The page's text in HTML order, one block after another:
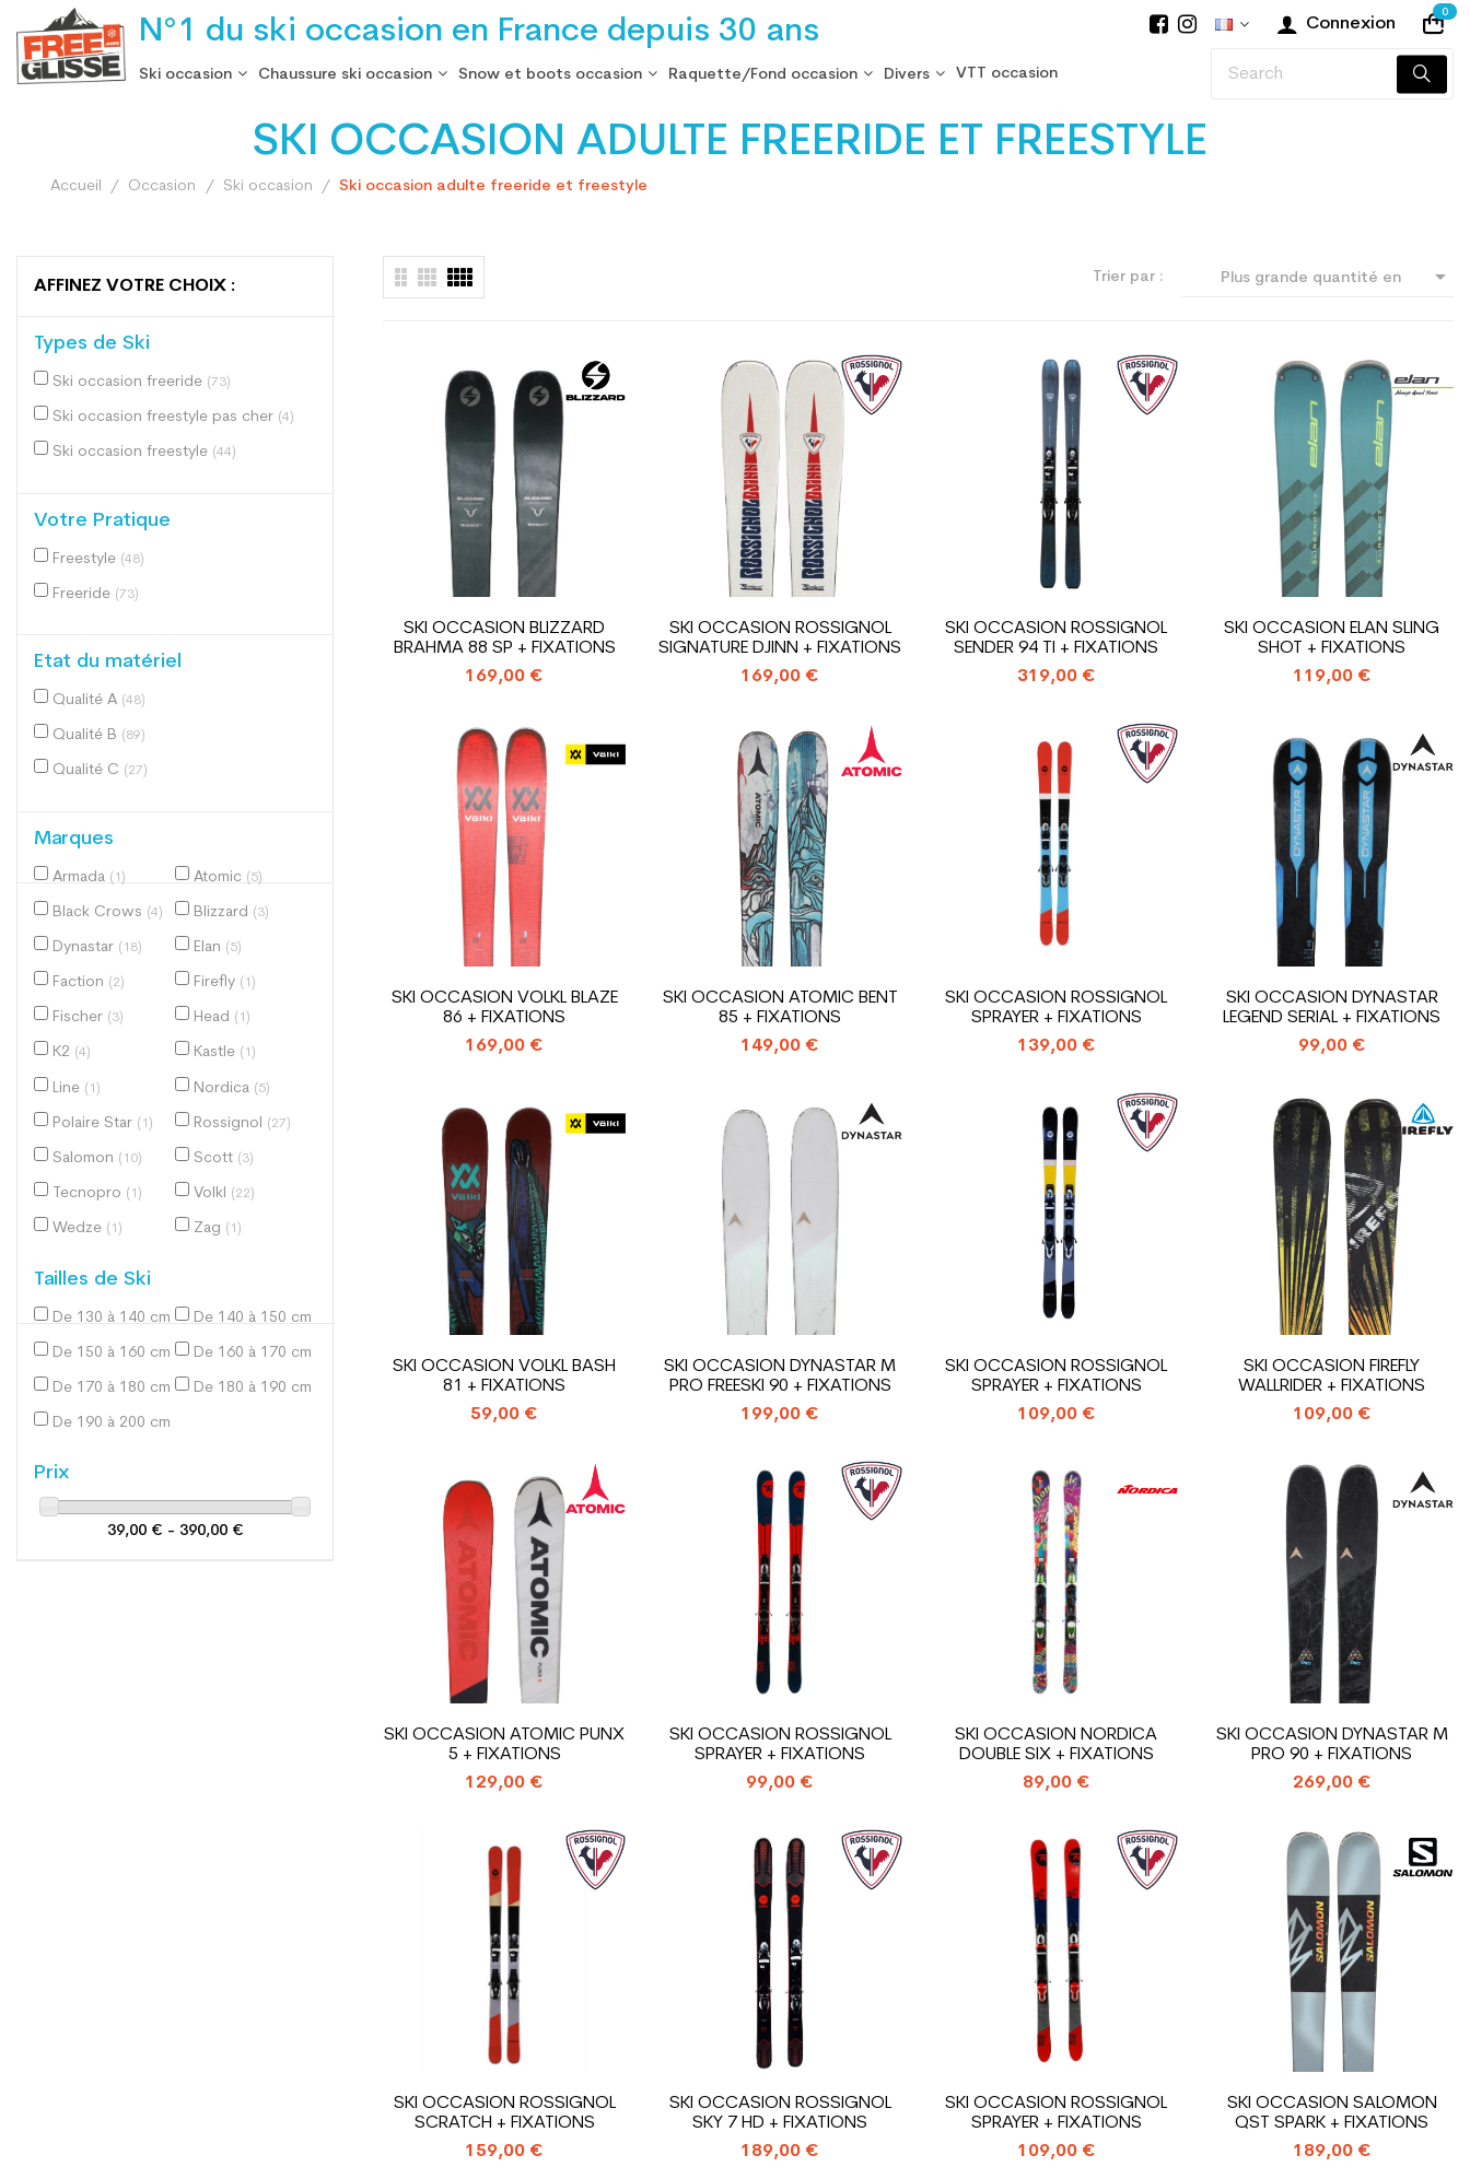
N°1 du ski occasion en France depuis 30 ans Connexion
0
Ski occasion Chaussure ski occasion Snow et boots occasion Raquette/Fond occasion Divers VTT occasion
SKI OCCASION ADULTE FREERIDE ET FREESTYLE
Accueil Occasion Ski occasion Ski occasion adulte freeride et freestyle
AFFINEZ VOTRE CHOIX :
Types de Ski
Ski occasion freeride (73)
Ski occasion freestyle pas cher (4)
Ski occasion freestyle (44)
Votre Pratique
Freestyle (48)
Freeride (73)
Etat du matériel
Qualité A (48)
Qualité B (89)
Qualité C (27)
Marques
Armada (1) Atomic (5)
Black Crows (4) Blizzard (3)
Dynastar (18) Elan (5)
Faction (2) Firefly (1)
Fischer (3) Head (1)
K2 (4) Kastle (1)
Line (1) Nordica (5)
Polaire Star (1) Rossignol (27)
Salomon (10) Scott (3)
Tecnopro (1) Volkl (22)
Wedze (1) Zag (1)
Tailles de Ski
De 130 à 140 cm (12)De 140 à 150 cm
De 150 à 160 cm (35)De 160 à 170 cm
De 170 à 180 cm (61)De 180 à 190 cm
De 190 à 200 cm
Prix
39,00 € - 390,00 €
Trier par : Plus grande quantité en 
SKI OCCASION BLIZZARD
BRAHMA 88 SP + FIXATIONS
169,00 €
SKI OCCASION ROSSIGNOL
SIGNATURE DJINN + FIXATIONS
169,00 €
SKI OCCASION ROSSIGNOL
SENDER 94 TI + FIXATIONS
319,00 €
SKI OCCASION ELAN SLING
SHOT + FIXATIONS
119,00 €
SKI OCCASION VOLKL BLAZE
86 + FIXATIONS
169,00 €
SKI OCCASION ATOMIC BENT
85 + FIXATIONS
149,00 €
SKI OCCASION ROSSIGNOL
SPRAYER + FIXATIONS
139,00 €
SKI OCCASION DYNASTAR
LEGEND SERIAL + FIXATIONS
99,00 €
SKI OCCASION VOLKL BASH
81 + FIXATIONS
59,00 €
SKI OCCASION DYNASTAR M
PRO FREESKI 90 + FIXATIONS
199,00 €
SKI OCCASION ROSSIGNOL
SPRAYER + FIXATIONS
109,00 €
SKI OCCASION FIREFLY
WALLRIDER + FIXATIONS
109,00 €
SKI OCCASION ATOMIC PUNX
5 + FIXATIONS
129,00 €
SKI OCCASION ROSSIGNOL
SPRAYER + FIXATIONS
99,00 €
SKI OCCASION NORDICA
DOUBLE SIX + FIXATIONS
89,00 €
SKI OCCASION DYNASTAR M
PRO 90 + FIXATIONS
269,00 €
SKI OCCASION ROSSIGNOL
SCRATCH + FIXATIONS
159,00 €
SKI OCCASION ROSSIGNOL
SKY 7 HD + FIXATIONS
189,00 €
SKI OCCASION ROSSIGNOL
SPRAYER + FIXATIONS
109,00 €
SKI OCCASION SALOMON
QST SPARK + FIXATIONS
189,00 €